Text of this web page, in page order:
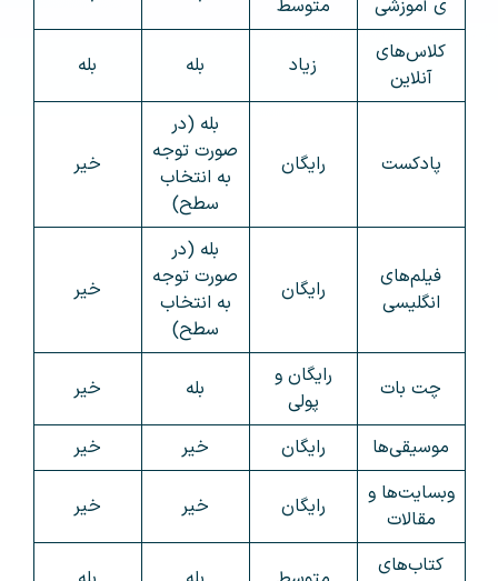
ی آموزشی
متوسط
کلاس‌های
آنلاین
زیاد بله بله
پادکست رایگان
بله (در
صورت توجه
به انتخاب
سطح)
خیر
فیلم‌های
انگلیسی
رایگان
بله (در
صورت توجه
به انتخاب
سطح)
خیر
چت بات
رایگان و
پولی
بله خیر
موسیقی‌ها رایگان خیر
خیر
وبسایت‌ها و
مقالات
رایگان خیر خیر
کتاب‌های